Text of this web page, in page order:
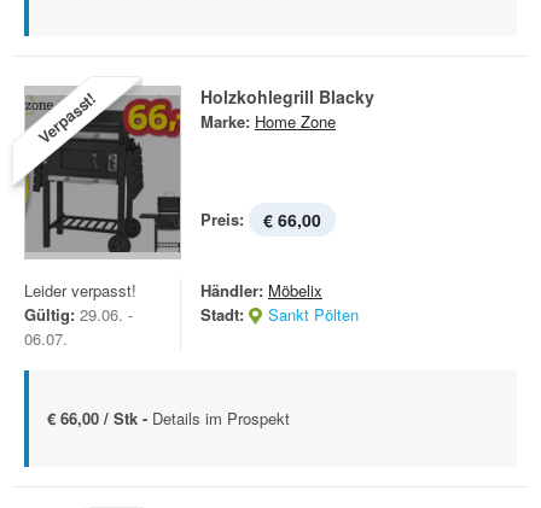
Verpasst! Holzkohlegrill Blacky
Marke: Home Zone
Preis: € 66,00
Leider verpasst!
Gültig: 29.06. -
06.07.
Händler: Möbelix
Stadt:
Sankt Pölten
€ 66,00 / Stk - Details im Prospekt